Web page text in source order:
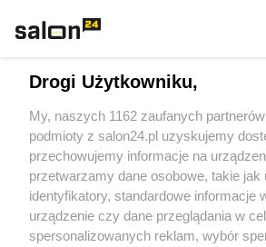
Sport
Społeczeństwo
Kultura
Drogi Użytkowniku,
My, naszych 1162 zaufanych
podmioty z salon24.pl uzyskujemy
przechowujemy informacje na
przetwarzamy dane osobowe, takie jak
identyfikatory, standardowe informacje
urządzenie czy dane przeglądania w
spersonalizowanych reklam, wybór